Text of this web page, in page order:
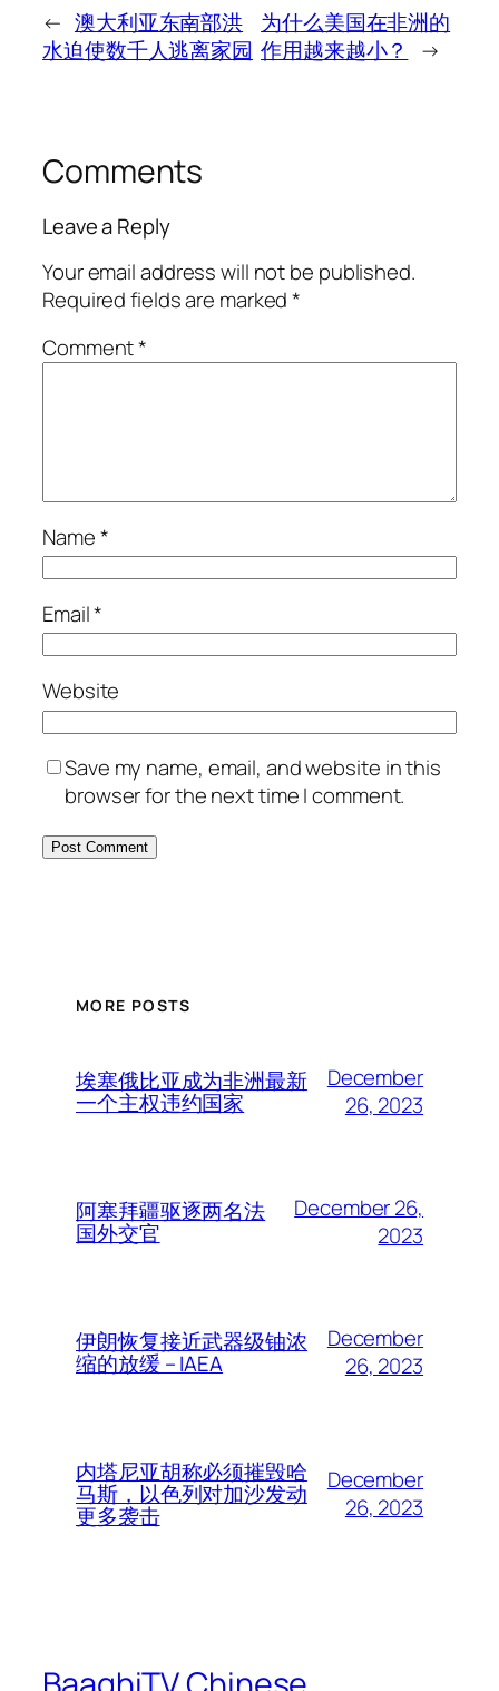
← 澳大利亚东南部洪
水迫使数千人逃离家园
为什么美国在非洲的
作用越来越小？
→
Comments
Leave a Reply
Your email address will not be published.
Required fields are marked*
Comment*
Name*
Email*
Website
Save my name, email, and website in this
browser for the next time I comment.
MORE POSTS
埃塞俄比亚成为非洲最新
一个主权违约国家
December
26, 2023
阿塞拜疆驱逐两名法
国外交官
December 26,
2023
伊朗恢复接近武器级铀浓
缩的放缓 – IAEA
December
26, 2023
内塔尼亚胡称必须摧毁哈
马斯，以色列对加沙发动
更多袭击
December
26, 2023